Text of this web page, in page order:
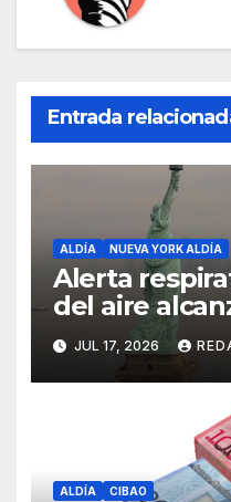
Entrada
ALDÍA NUEVA YORK ALDÍA
Alerta
del aire
peligrosos en
JUL 17, 2026
ALDÍA CIBAO